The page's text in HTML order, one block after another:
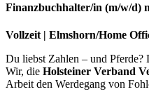
Finanzbuchhalter/in (m/w/d)
Vollzeit | Elmshorn/Home
Du liebst Zahlen – und
Wir, die Holsteiner Verband
Arbeit den Werdegang von